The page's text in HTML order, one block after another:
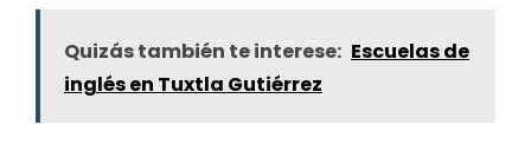
Quizás también te interese: Escuelas de
inglés en Tuxtla Gutiérrez